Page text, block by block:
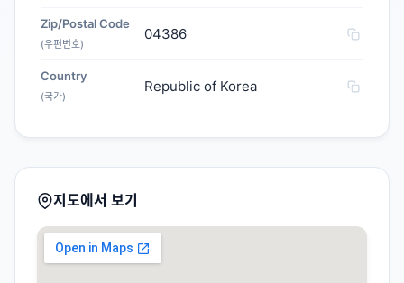
Zip/Postal Code
(우편번호)
04386
Country
(국가)
Republic of Korea
지도에서 보기